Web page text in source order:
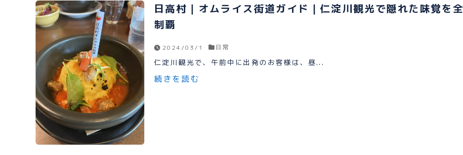
日高村｜オムライス街道ガイド｜仁淀川観光で隠れた味覚を全
制覇
2024/03/1 日常
仁淀川観光で、午前中に出発のお客様は、昼...
続きを読む